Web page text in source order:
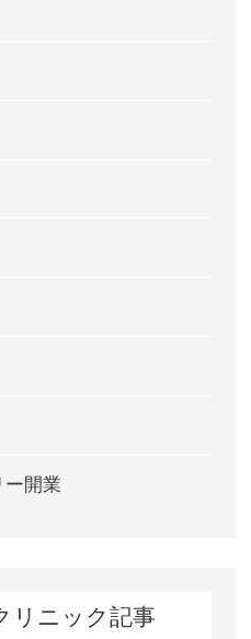
ー開業
リニック記事